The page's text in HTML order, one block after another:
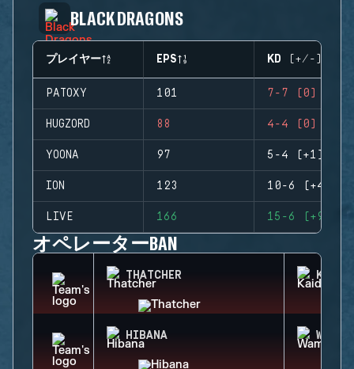
BLACK DRAGONS
プレイヤー EPS KD (+/-)
PATOXY 101 7-7 (0)
HUGZORD 88 4-4 (0)
YOONA 97 5-4 (+1)
ION 123 10-6 (+4)
LIVE 166 15-6 (+9)
オペレーターBAN
THATCHER KAID
HIBANA WAMAI